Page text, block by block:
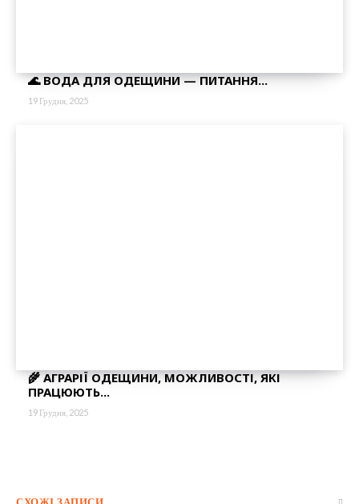
🌊 ВОДА ДЛЯ ОДЕЩИНИ — ПИТАННЯ...
19 Грудня, 2025
🌾 АГРАРІЇ ОДЕЩИНИ, МОЖЛИВОСТІ, ЯКІ
ПРАЦЮЮТЬ...
19 Грудня, 2025